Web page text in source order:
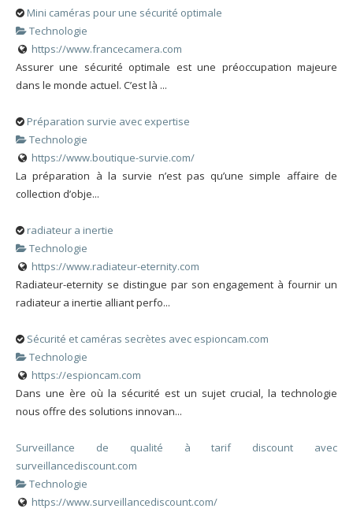
Mini caméras pour une sécurité optimale
Technologie
https://www.francecamera.com
Assurer une sécurité optimale est une préoccupation majeure
dans le monde actuel. C’est là ...
Préparation survie avec expertise
Technologie
https://www.boutique-survie.com/
La préparation à la survie n’est pas qu’une simple affaire de
collection d’obje...
radiateur a inertie
Technologie
https://www.radiateur-eternity.com
Radiateur-eternity se distingue par son engagement à fournir un
radiateur a inertie alliant perfo...
Sécurité et caméras secrètes avec espioncam.com
Technologie
https://espioncam.com
Dans une ère où la sécurité est un sujet crucial, la technologie
nous offre des solutions innovan...
Surveillance de qualité à tarif discount avec
surveillancediscount.com
Technologie
https://www.surveillancediscount.com/